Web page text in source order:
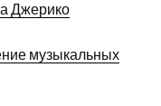
Джерико
музыкальных